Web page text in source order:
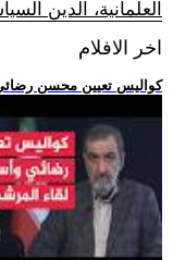
العلمانية، الدين
اخر الافلام
.. كواليس تعيين محسن